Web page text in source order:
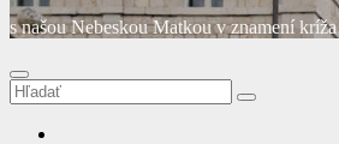
s našou Nebeskou Matkou v znamení kríža